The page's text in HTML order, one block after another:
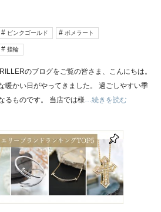
ピンクゴールド ポメラート
指輪
のブログをご覧の皆さま、こんにちは。
暖かい日がやってきました。 過ごしやすい季
るものです。 当店では様 …続きを読む